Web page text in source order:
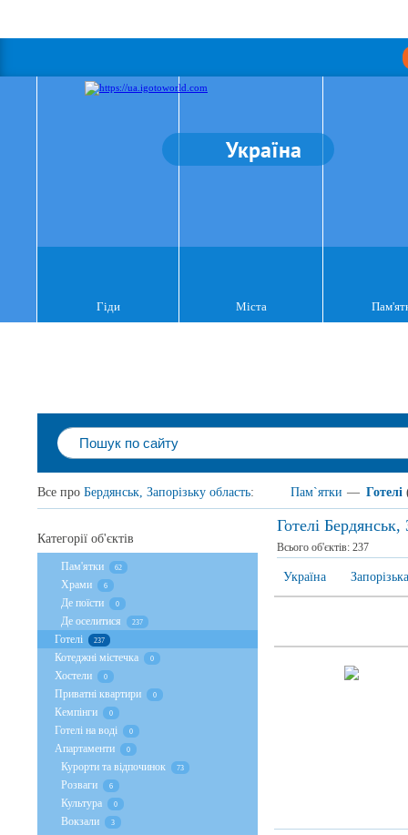
Україна
Гіди Міста
Все про Бердянськ, Запорізьку область: Пам`ятки — Готелі
Готелі Бердянськ,
Всього об'єктів: 237
Україна
Категорії об'єктів
Пам'ятки 62
Храми 6
Де поїсти 0
Де оселитися 237
Готелі 237
Котеджні містечка 0
Хостели 0
Приватні квартири 0
Кемпінги 0
Готелі на воді 0
Апартаменти 0
Курорти та відпочинок 73
Розваги 6
Культура 0
Вокзали 3